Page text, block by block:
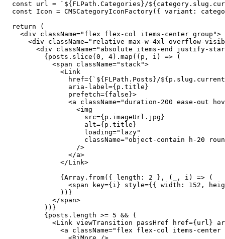
  if (posts.length === 0) {
    return null;
const url = `${FLPath.Categories}/
const Icon = CMSCategoryIconFactory({ variant:
    <div className="flex flex-col items-center group">
<div className="relative max-w-4xl overflow-
<div className="absolute items-end justify-
          {posts.slice(0, 4).map((p, i) => (
            <span className="stack">
              <Link
href={`${FLPath.Posts}/
                aria-label={p.title}
                prefetch={false}>
<a className="duration-200 ease-out
                  <img
                    src={p.imageUrl.jpg}
                    alt={p.title}
                    loading="lazy"
className="object-contain h-20
                  />
                </a>
              </Link>
              {Array.from({ length: 2 }, (_, i) => (
<span key={i} style={{ width: 152,
              ))}
            </span>